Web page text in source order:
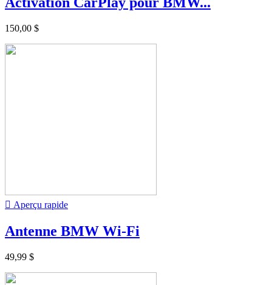
150,00 $
 Aperçu rapide
Antenne BMW Wi-Fi
49,99 $